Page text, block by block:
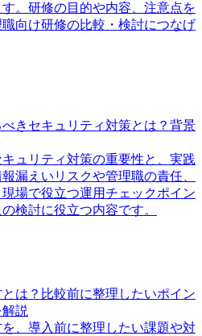
。研修の目的や内容、注意点を
向け研修の比較・検討につなげ
きセキュリティ対策とは？背景
ュリティ対策の重要性と、実践
漏えいリスクや管理職の責任、
場で役立つ運用チェックポイン
検討に役立つ内容です。
は？比較前に整理したいポイン
説
、導入前に整理したい課題や対